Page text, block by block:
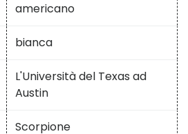
americano
bianca
L'Università del Texas ad
Austin
Scorpione